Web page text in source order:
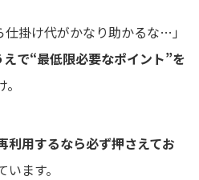
仕掛け代がかなり助かるな…」
で“最低限必要なポイント”を
利用するなら必ず押さえてお
ます。